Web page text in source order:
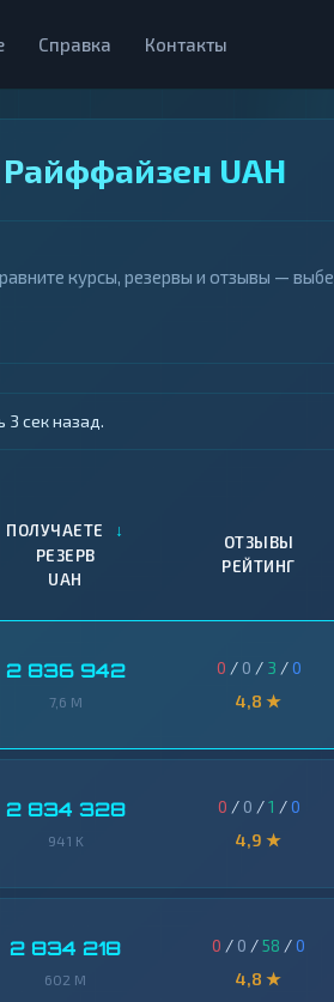
Справка Контакты
UAH
курсы, резервы и отзывы —
4 сек назад.
ПОЛУЧАЕТЕ ↓
РЕЗЕРВ
UAH
ОТЗЫВЫ
РЕЙТИНГ
2 836 942
7,6 M
0 / 0 / 3 /0
4,8 ★
2 834 328
941 K
0 / 0 /1 /0
4,9 ★
2 834 218
602 M
0 / 0 / 58 /0
4,8 ★